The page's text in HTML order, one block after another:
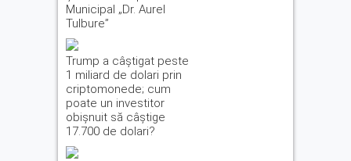
Municipal „Dr. Aurel
Tulbure”
Trump a câștigat peste
1 miliard de dolari prin
criptomonede; cum
poate un investitor
obișnuit să câștige
17.700 de dolari?